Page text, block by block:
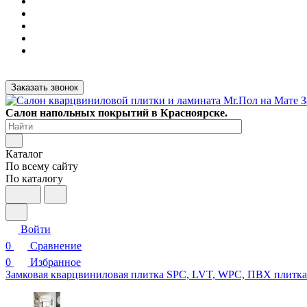
Заказать звонок
Салон напольных покрытий в Красноярске.
Каталог
По всему сайту
По каталогу
Войти
0
Сравнение
0
Избранное
Замковая кварцвиниловая плитка SPC, LVT, WPC, ПВХ